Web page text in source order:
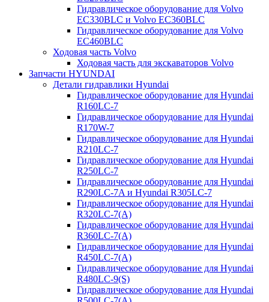
Гидравлическое оборудование для Volvo
EC330BLC и Volvo EC360BLC
Гидравлическое оборудование для Volvo
EC460BLC
Ходовая часть Volvo
Ходовая часть для экскаваторов Volvo
Запчасти HYUNDAI
Детали гидравлики Hyundai
Гидравлическое оборудование для Hyundai
R160LC-7
Гидравлическое оборудование для Hyundai
R170W-7
Гидравлическое оборудование для Hyundai
R210LC-7
Гидравлическое оборудование для Hyundai
R250LC-7
Гидравлическое оборудование для Hyundai
R290LC-7A и Hyundai R305LC-7
Гидравлическое оборудование для Hyundai
R320LC-7(A)
Гидравлическое оборудование для Hyundai
R360LC-7(A)
Гидравлическое оборудование для Hyundai
R450LC-7(A)
Гидравлическое оборудование для Hyundai
R480LC-9(S)
Гидравлическое оборудование для Hyundai